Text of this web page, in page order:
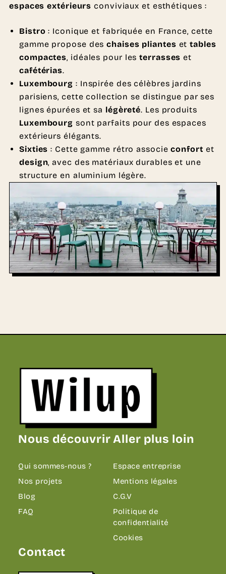
espaces extérieurs conviviaux et esthétiques :
Bistro : Iconique et fabriquée en France, cette
gamme propose deschaises pliantes ettables
compactes, idéales pour lesterrasses et
cafétérias.
Luxembourg : Inspirée des célèbres jardins
parisiens, cette collection se distingue par ses
lignes épurées et sa légèreté. Les produits
Luxembourg sont parfaits pour des espaces
extérieurs élégants.
Sixties : Cette gamme rétro associeconfort et
design, avec des matériaux durables et une
structure en aluminium légère.
Revenir sur la page d'accueil
Nous découvrir
Qui sommes-nous ?
Nos projets
Blog
FAQ
Aller plus loin
Espace entreprise
Mentions légales
C.G.V
Politique de
confidentialité
Cookies
Contact